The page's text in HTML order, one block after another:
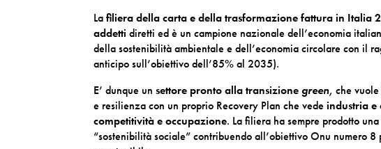
Lafiliera della carta e della trasformazione fattura in Italia
addetti diretti ed è un campione nazionale dell’economia
della sostenibilità ambientale e dell’economia circolare con il
anticipo sull’obiettivo dell’85% al 2035).
E’ dunque unsettore pronto alla transizione green, che
e resilienza con un proprio Recovery Plan che vedeindustria
competitività e occupazione. La filiera ha sempre prodotto
“sostenibilità sociale” contribuendo all’obiettivo Onu numero